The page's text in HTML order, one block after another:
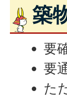
築
要
要
た